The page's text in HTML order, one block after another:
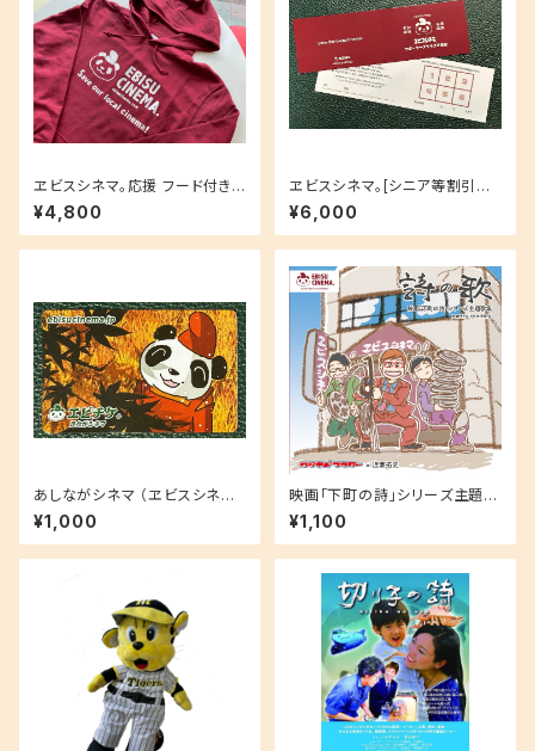
ヱビスシネマ。応援 フード付きト
レーナー！
¥4,800
ヱビスシネマ。[シニア等割引用]
映画鑑賞回数券（5回料金で6回
観賞可能）
¥6,000
あしながシネマ （ヱビスシネマ
子供用映画鑑賞券）
¥1,000
映画「下町の詩」シリーズ主題歌
集CD
¥1,100